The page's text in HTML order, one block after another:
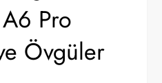
Pro
Övgüler